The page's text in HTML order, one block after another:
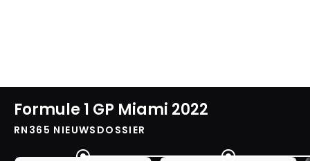
Formule 1 GP Miami 2022
RN365 NIEUWSDOSSIER